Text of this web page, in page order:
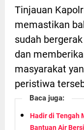
Tinjauan
memastikan
sudah
dan
masyarakat
peristiwa
Baca juga:
Hadir di Tengah
Bantuan Air